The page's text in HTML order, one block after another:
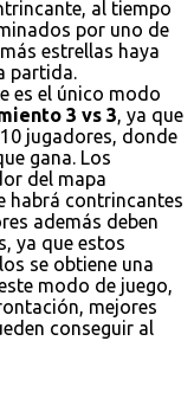
al tiempo
por uno de
estrellas haya
partida.
es el único modo
3 vs 3, ya que
jugadores, donde
gana. Los
del mapa
habrá contrincantes
además deben
ya que estos
se obtiene una
modo de juego,
mejores
conseguir al